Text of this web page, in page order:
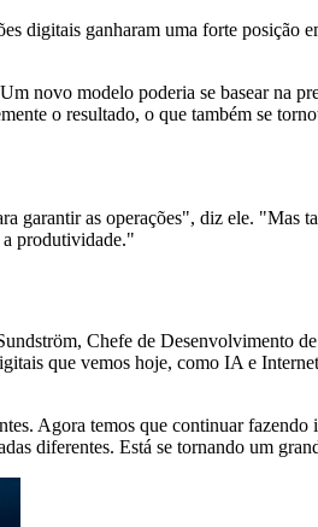
digitais ganharam uma forte posição
novo modelo poderia se basear na
o resultado, o que também se
garantir as operações", diz ele. "Mas
a produtividade."
Chefe de Desenvolvimento
que vemos hoje, como IA e
Agora temos que continuar fazendo
diferentes. Está se tornando um